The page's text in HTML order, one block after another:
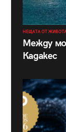
НЕЩАТА ОТ
Между
Кадакес